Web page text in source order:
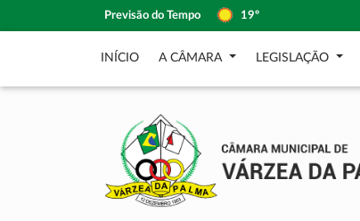
Previsão do Tempo 19º
INÍCIO A CÂMARA LEGISLAÇÃO